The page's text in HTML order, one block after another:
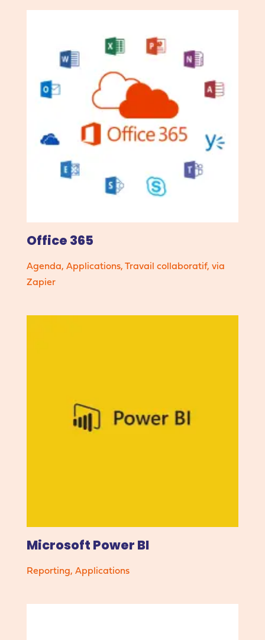
Office 365
Agenda, Applications, Travail collaboratif, via
Zapier
Microsoft Power BI
Reporting, Applications